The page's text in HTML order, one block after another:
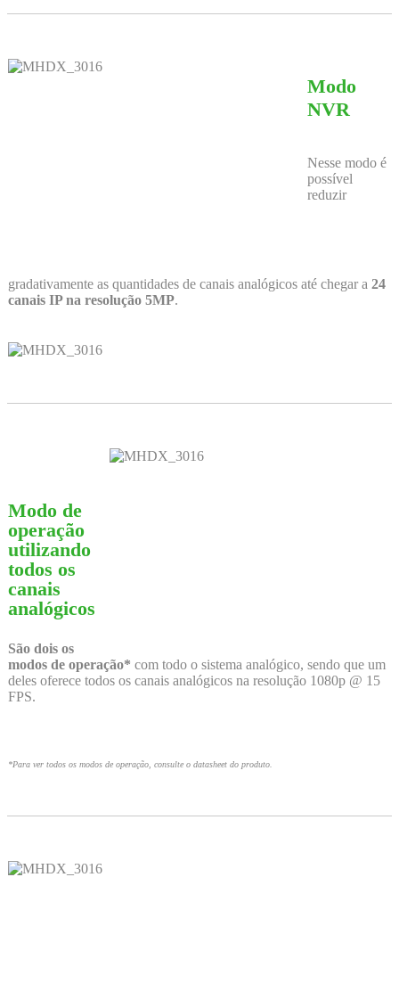
Modo
NVR
Nesse modo é
possível
reduzir
gradativamente as quantidades de canais analógicos até chegar a 24
canais IP na resolução 5MP.
Modo de
operação
utilizando
todos os
canais
analógicos
São dois os
modos de operação* com todo o sistema analógico, sendo que um
deles oferece todos os canais analógicos na resolução 1080p @ 15
FPS.
*Para ver todos os modos de operação, consulte o datasheet do produto.